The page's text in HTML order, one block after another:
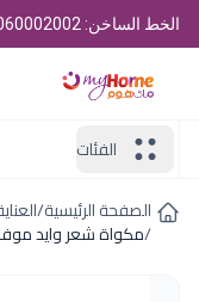
الخط الساخن: 01060002002
الفئات
الصفحة الرئيسية/
/مكواة شعر وايد